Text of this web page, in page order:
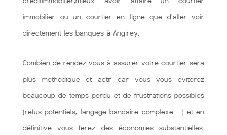
immobilier ou un courtier en ligne que d'aller voir
directement les banques à Angirey.
Combien de rendez vous à assurer votre courtier sera
plus méthodique et actif car vous vous éviterez
beaucoup de temps perdu et de frustrations possibles
(refus potentiels, langage bancaire complexe …) et en
définitive vous ferez des économies substantielles.